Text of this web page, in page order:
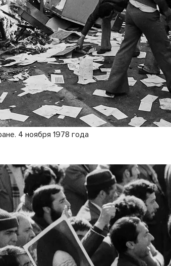
4 ноября 1978 года